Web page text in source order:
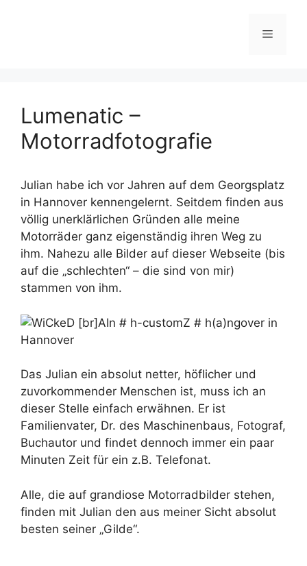
Menü
Lumenatic –
Motorradfotografie
Julian habe ich vor Jahren auf dem Georgsplatz
in Hannover kennengelernt. Seitdem finden aus
völlig unerklärlichen Gründen alle meine
Motorräder ganz eigenständig ihren Weg zu
ihm. Nahezu alle Bilder auf dieser Webseite (bis
auf die „schlechten“ – die sind von mir)
stammen von ihm.
Das Julian ein absolut netter, höflicher und
zuvorkommender Menschen ist, muss ich an
dieser Stelle einfach erwähnen. Er ist
Familienvater, Dr. des Maschinenbaus, Fotograf,
Buchautor und findet dennoch immer ein paar
Minuten Zeit für ein z.B. Telefonat.
Alle, die auf grandiose Motorradbilder stehen,
finden mit Julian den aus meiner Sicht absolut
besten seiner „Gilde“.